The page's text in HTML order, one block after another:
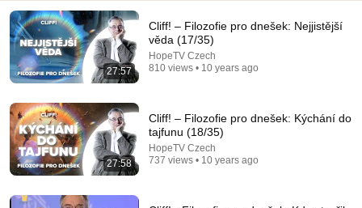
Yuval Noah Harari: Why advanced societies fall for
mass delusion
Big Think and Yuval Noah Harari
27:57
Cliff! – Filozofie pro dnešek: Nejjistější
věda (17/35)
HopeTV Czech
810 views • 10 years ago
27:58
Cliff! – Filozofie pro dnešek: Kýchání do
tajfunu (18/35)
HopeTV Czech
737 views • 10 years ago